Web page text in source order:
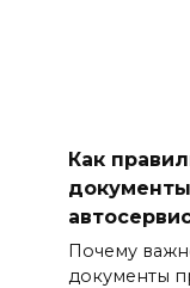
Как
Почему
документы